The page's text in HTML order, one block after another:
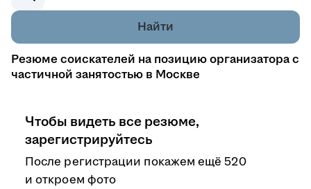
Найти
Резюме соискателей на позицию организатора с
частичной занятостью в Москве
Чтобы видеть все резюме,
зарегистрируйтесь
После регистрации покажем ещё 520
и откроем фото